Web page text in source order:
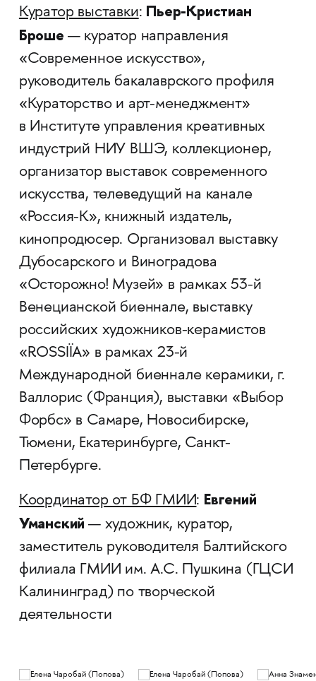
Куратор выставки: Пьер-Кристиан
Броше — куратор направления
«Современное искусство»,
руководитель бакалаврского профиля
«Кураторство и арт-менеджмент»
в Институте управления креативных
индустрий НИУ ВШЭ, коллекционер,
организатор выставок современного
искусства, телеведущий на канале
«Россия-К», книжный издатель,
кинопродюсер. Организовал выставку
Дубосарского и Виноградова
«Осторожно! Музей» в рамках 53-й
Венецианской биеннале, выставку
российских художников-керамистов
«ROSSIÏA» в рамках 23-й
Международной биеннале керамики, г.
Валлорис (Франция), выставки «Выбор
Форбс» в Самаре, Новосибирске,
Тюмени, Екатеринбурге, Санкт-
Петербурге.
Координатор от БФ ГМИИ: Евгений
Уманский— художник, куратор,
заместитель руководителя Балтийского
филиала ГМИИ им. А.С. Пушкина (ГЦСИ
Калининград) по творческой
деятельности